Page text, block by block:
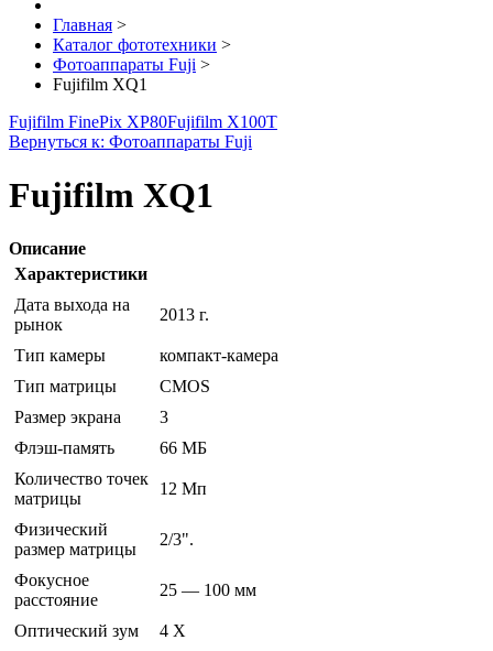
Главная >
Каталог фототехники >
Фотоаппараты Fuji >
Fujifilm XQ1
Fujifilm FinePix XP80Fujifilm X100T
Вернуться к: Фотоаппараты Fuji
Fujifilm XQ1
Описание
Характеристики
Дата выхода на
рынок
2013 г.
Тип камеры
компакт-камера
Тип матрицы
CMOS
Размер экрана
3
Флэш-память
66 МБ
Количество точек
матрицы
12 Мп
Физический
размер матрицы
2/3".
Фокусное
расстояние
25 — 100 мм
Оптический зум
4 Х